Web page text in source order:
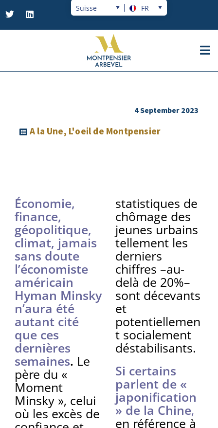
Suisse FR
4 September 2023
A la Une, L'oeil de Montpensier
Économie,
finance,
géopolitique,
climat, jamais
sans doute
l’économiste
américain
Hyman Minsky
n’aura été
autant cité
que ces
dernières
semaines. Le
père du «
Moment
Minsky », celui
où les excès de
statistiques de
chômage des
jeunes urbains
tellement les
derniers
chiffres –au-
delà de 20%–
sont décevants
et
potentiellemen
t socialement
déstabilisants.
Si certains
parlent de «
japonification
» de la Chine,
en référence à